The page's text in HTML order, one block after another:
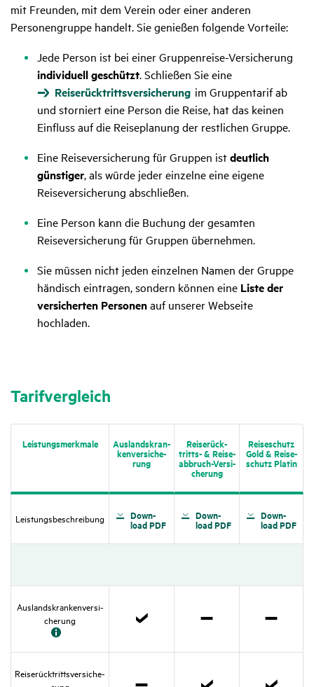
mit Freunden, mit dem Verein oder einer anderen
Personengruppe handelt. Sie genießen folgende Vorteile:
Jede Person ist bei einer Gruppenreise-Versicherung
individuell geschützt. Schließen Sie eine
Reiserücktrittsversicherung im Gruppentarif ab
und storniert eine Person die Reise, hat das keinen
Einfluss auf die Reiseplanung der restlichen Gruppe.
Eine Reiseversicherung für Gruppen istdeutlich
günstiger, als würde jeder einzelne eine eigene
Reiseversicherung abschließen.
Eine Person kann die Buchung der gesamten
Reiseversicherung für Gruppen übernehmen.
Sie müssen nicht jeden einzelnen Namen der Gruppe
händisch eintragen, sondern können eine Liste der
versicherten Personenauf unserer Webseite
hochladen.
Tarif­ver­gleich
Leis­tungs­merk­male Auslands­kran­
ken­ver­si­che­
rung
Reise­rück­
tritts- & Reise­
ab­bruch-Versi­
che­rung
Reise­schutz
Gold & Reise­
schutz Platin
Leis­tungs­be­schrei­bung Down­
load PDF
Down­
load PDF
Down­
load PDF
Auslands­kran­ken­ver­si­
che­rung
fend
zutref­
zutref­
Reise­rück­tritts­ver­si­che­